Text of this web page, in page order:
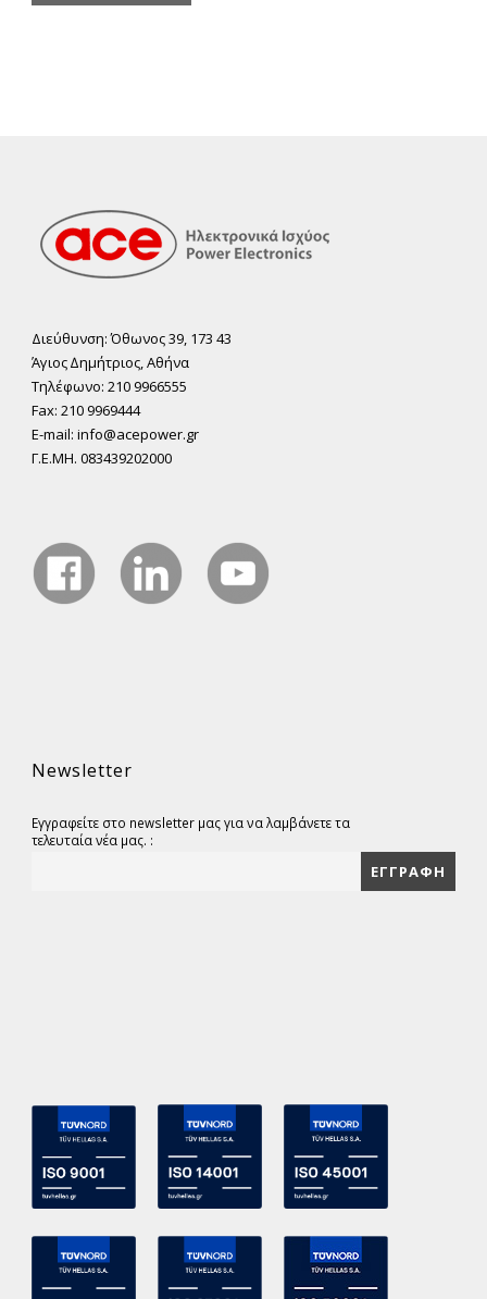
Διεύθυνση: Όθωνος 39, 173 43
Άγιος ∆ηµήτριος, Αθήνα
Τηλέφωνο: 210 9966555
Fax: 210 9969444
E-mail: info@acepower.gr
Γ.Ε.ΜΗ. 083439202000
Newsletter
Εγγραφείτε στο newsletter μας για να λαμβάνετε τα
τελευταία νέα μας. :